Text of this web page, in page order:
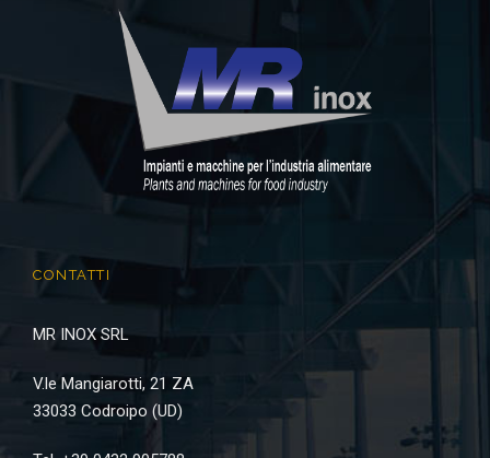
CONTATTI
MR INOX SRL
V.le Mangiarotti, 21 ZA
33033 Codroipo (UD)